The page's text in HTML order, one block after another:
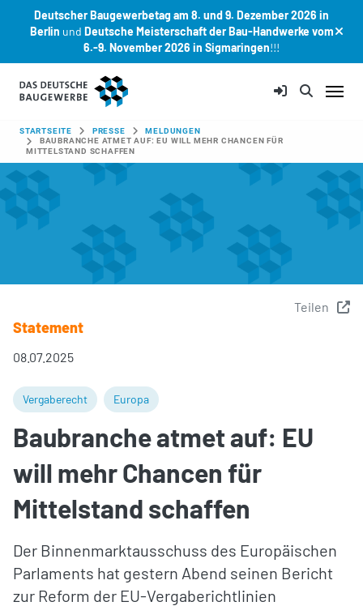
Deutscher Baugewerbetag am 8. und 9. Dezember 2026 in
Berlin und Deutsche Meisterschaft der Bau-Handwerke vom
6.-9. November 2026 in Sigmaringen!!!
Zum Hauptinhalt springen
SIE SIND HIER:
STARTSEITE PRESSE
MELDUNGEN
BAUBRANCHE ATMET AUF: EU WILL MEHR CHANCEN FÜR
MITTELSTAND SCHAFFEN
Teilen
Statement
08.07.2025
Vergaberecht Europa
Baubranche atmet auf: EU
will mehr Chancen für
Mittelstand schaffen
Der Binnenmarktausschuss des Europäischen
Parlaments hat gestern Abend seinen Bericht
zur Reform der EU-Vergaberichtlinien